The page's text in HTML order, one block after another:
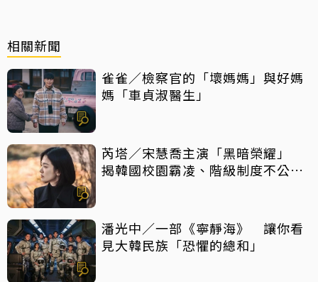
相關新聞
雀雀／檢察官的「壞媽媽」與好媽
媽「車貞淑醫生」
芮塔／宋慧喬主演「黑暗榮耀」
揭韓國校園霸凌、階級制度不公真
潘光中／一部《寧靜海》 讓你看
見大韓民族「恐懼的總和」